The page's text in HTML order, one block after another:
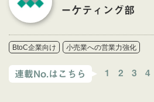
ーケティング部
連載No.はこちら 1 2 3 4
BtoC企業向け 小売業への営業力強化